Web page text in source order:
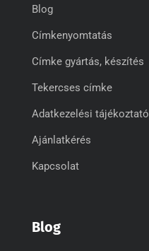
Blog
Címkenyomtatás
Címke gyártás, készítés
Tekercses címke
Adatkezelési tájékoztató
Ajánlatkérés
Kapcsolat
Blog